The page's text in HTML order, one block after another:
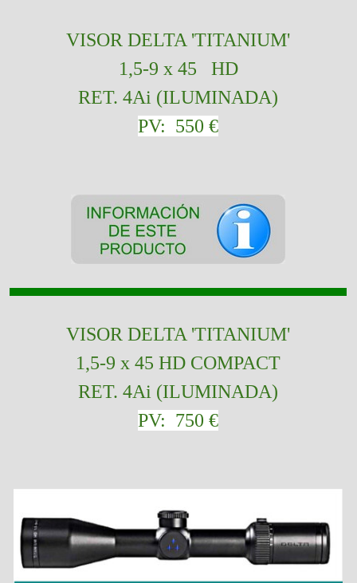
VISORDELTA 'TITANIUM'
1,5-9 x 45 HD
RET. 4Ai (ILUMINADA)
PV: 550 €
VISORDELTA 'TITANIUM'
1,5-9 x 45 HD COMPACT
RET. 4Ai (ILUMINADA)
PV: 750 €